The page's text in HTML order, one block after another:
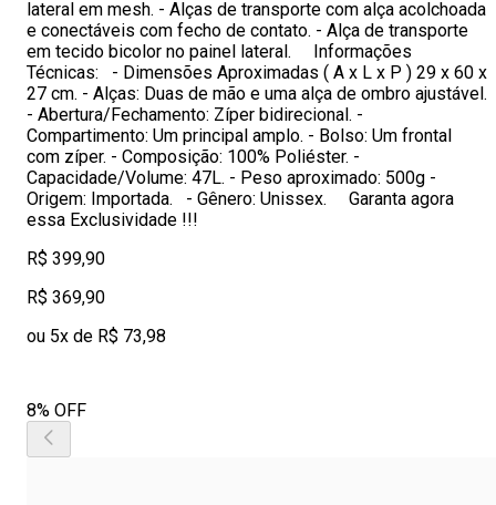
lateral em mesh. - Alças de transporte com alça acolchoada
e conectáveis com fecho de contato. - Alça de transporte
em tecido bicolor no painel lateral. Informações
Técnicas: - Dimensões Aproximadas ( A x L x P ) 29 x 60 x
27 cm. - Alças: Duas de mão e uma alça de ombro ajustável.
- Abertura/Fechamento: Zíper bidirecional. -
Compartimento: Um principal amplo. - Bolso: Um frontal
com zíper. - Composição: 100% Poliéster. -
Capacidade/Volume: 47L. - Peso aproximado: 500g -
Origem: Importada. - Gênero: Unissex. Garanta agora
essa Exclusividade !!!
R$ 399,90
R$ 369,90
ou 5x de R$ 73,98
8% OFF